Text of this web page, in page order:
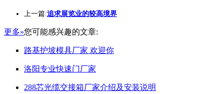
上一篇:追求展览业的较高境界
更多»您可能感兴趣的文章:
路基护坡模具厂家 欢迎你
洛阳专业快速门厂家
288芯光缆交接箱厂家介绍及安装说明